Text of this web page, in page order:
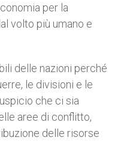
per la
volto più umano e
delle nazioni perché
le divisioni e le
che ci sia
aree di conflitto,
delle risorse